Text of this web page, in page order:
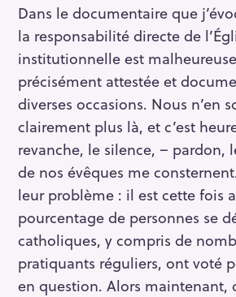
Dans le documentaire que
la responsabilité directe de
institutionnelle est
précisément attestée et
diverses occasions. Nous n’en
clairement plus là, et c’est
revanche, le silence, – pardon,
de nos évêques me
leur problème : il est cette fois
pourcentage de personnes se
catholiques, y compris de
pratiquants réguliers, ont voté
en question. Alors maintenant,